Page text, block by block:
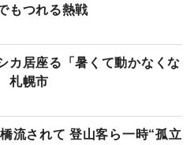
もつれる熱戦
カ居座る「暑くて動かなくな
札幌市
流されて 登山客ら一時“孤立